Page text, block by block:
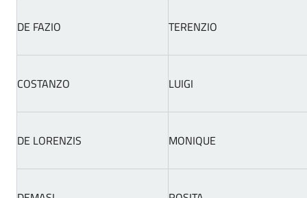
DE FAZIO TERENZIO
COSTANZO LUIGI
DE LORENZIS MONIQUE